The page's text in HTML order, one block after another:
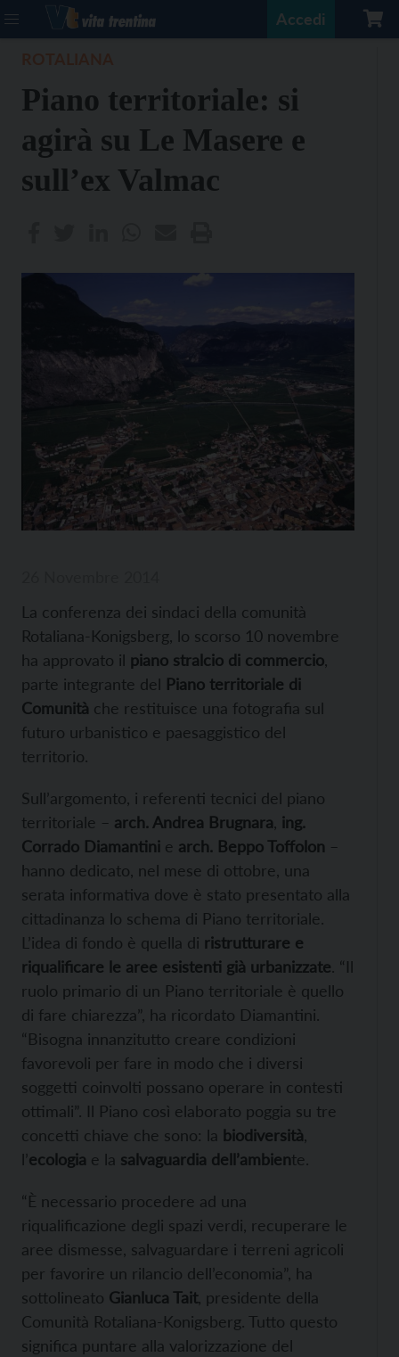
Accedi
Piano territoriale: si
agirà su Le Masere e
sull’ex Valmac
La conferenza dei sindaci della comunità
Rotaliana-Konigsberg, lo scorso 10 novembre
ha approvato il piano stralcio di commercio
parte integrante del Piano territoriale di
Comunità che restituisce una fotografia sul
futuro urbanistico e paesaggistico del
territorio.
Sull’argomento, i referenti tecnici del piano
territoriale – arch. Andrea Brugnara ing.
Corrado Diamantini e arch. Beppo Toffolon –
hanno dedicato, nel mese di ottobre, una
serata informativa dove è stato presentato alla
cittadinanza lo schema di Piano territoriale.
L’idea di fondo è quella di ristrutturare e
riqualificare le aree esistenti già urbanizzate. “Il
ruolo primario di un Piano territoriale è quello
di fare chiarezza”, ha ricordato Diamantini.
“Bisogna innanzitutto creare condizioni
favorevoli per fare in modo che i diversi
soggetti coinvolti possano operare in contesti
ottimali”. Il Piano così elaborato poggia su tre
concetti chiave che sono: la biodiversità
l’ecologia e la salvaguardia dell’ambiente.
“È necessario procedere ad una
riqualificazione degli spazi verdi, recuperare le
aree dismesse, salvaguardare i terreni agricoli
per favorire un rilancio dell’economia”, ha
sottolineato Gianluca Tait, presidente della
Comunità Rotaliana-Konigsberg. Tutto questo
significa puntare alla valorizzazione del